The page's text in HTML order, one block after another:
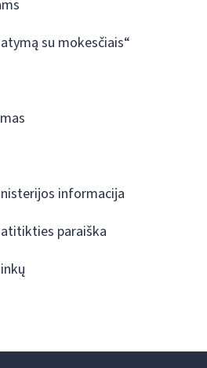
su mokesčiais“
informacija
paraiška